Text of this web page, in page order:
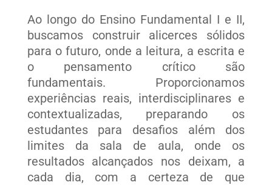
Ao longo do Ensino Fundamental I e II,
buscamos construir alicerces sólidos
para o futuro, onde a leitura, a escrita e
o pensamento crítico são
fundamentais. Proporcionamos
experiências reais, interdisciplinares e
contextualizadas, preparando os
estudantes para desafios além dos
limites da sala de aula, onde os
resultados alcançados nos deixam, a
cada dia, com a certeza de que